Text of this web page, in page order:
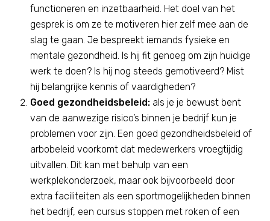
functioneren en inzetbaarheid. Het doel van het
gesprek is om ze te motiveren hier zelf mee aan de
slag te gaan. Je bespreekt iemands fysieke en
mentale gezondheid. Is hij fit genoeg om zijn huidige
werk te doen? Is hij nog steeds gemotiveerd? Mist
hij belangrijke kennis of vaardigheden?
Goed gezondheidsbeleid:als je je bewust bent
van de aanwezige risico’s binnen je bedrijf kun je
problemen voor zijn. Een goed gezondheidsbeleid of
arbobeleid voorkomt dat medewerkers vroegtijdig
uitvallen. Dit kan met behulp van een
werkplekonderzoek, maar ook bijvoorbeeld door
extra faciliteiten als een sportmogelijkheden binnen
het bedrijf, een cursus stoppen met roken of een